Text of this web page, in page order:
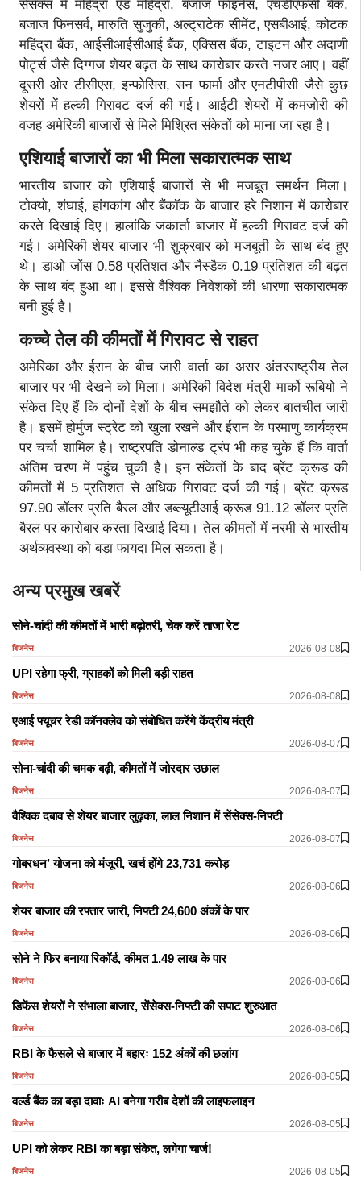
सेंसेक्स में महिंद्रा एंड महिंद्रा, बजाज फाइनेंस, एचडीएफसी बैंक,
बजाज फिनसर्व, मारुति सुजुकी, अल्ट्राटेक सीमेंट, एसबीआई, कोटक
महिंद्रा बैंक, आईसीआईसीआई बैंक, एक्सिस बैंक, टाइटन और अदाणी
पोर्ट्स जैसे दिग्गज शेयर बढ़त के साथ कारोबार करते नजर आए। वहीं
दूसरी ओर टीसीएस, इन्फोसिस, सन फार्मा और एनटीपीसी जैसे कुछ
शेयरों में हल्की गिरावट दर्ज की गई। आईटी शेयरों में कमजोरी की
वजह अमेरिकी बाजारों से मिले मिश्रित संकेतों को माना जा रहा है।
एशियाई बाजारों का भी मिला सकारात्मक साथ
भारतीय बाजार को एशियाई बाजारों से भी मजबूत समर्थन मिला।
टोक्यो, शंघाई, हांगकांग और बैंकॉक के बाजार हरे निशान में कारोबार
करते दिखाई दिए। हालांकि जकार्ता बाजार में हल्की गिरावट दर्ज की
गई। अमेरिकी शेयर बाजार भी शुक्रवार को मजबूती के साथ बंद हुए
थे। डाओ जोंस 0.58 प्रतिशत और नैस्डैक 0.19 प्रतिशत की बढ़त
के साथ बंद हुआ था। इससे वैश्विक निवेशकों की धारणा सकारात्मक
बनी हुई है।
कच्चे तेल की कीमतों में गिरावट से राहत
अमेरिका और ईरान के बीच जारी वार्ता का असर अंतरराष्ट्रीय तेल
बाजार पर भी देखने को मिला। अमेरिकी विदेश मंत्री मार्को रूबियो ने
संकेत दिए हैं कि दोनों देशों के बीच समझौते को लेकर बातचीत जारी
है। इसमें होर्मुज स्ट्रेट को खुला रखने और ईरान के परमाणु कार्यक्रम
पर चर्चा शामिल है। राष्ट्रपति डोनाल्ड ट्रंप भी कह चुके हैं कि वार्ता
अंतिम चरण में पहुंच चुकी है। इन संकेतों के बाद ब्रेंट क्रूड की
कीमतों में 5 प्रतिशत से अधिक गिरावट दर्ज की गई। ब्रेंट क्रूड
97.90 डॉलर प्रति बैरल और डब्ल्यूटीआई क्रूड 91.12 डॉलर प्रति
बैरल पर कारोबार करता दिखाई दिया। तेल कीमतों में नरमी से भारतीय
अर्थव्यवस्था को बड़ा फायदा मिल सकता है।
अन्य प्रमुख खबरें
सोने-चांदी की कीमतों में भारी बढ़ोतरी, चेक करें ताजा रेट
बिजनेस 2026-08-08
​​​​​​​UPI रहेगा फ्री, ग्राहकों को मिली बड़ी राहत
बिजनेस 2026-08-08
एआई फ्यूचर रेडी कॉनक्लेव को संबोधित करेंगे केंद्रीय मंत्री
बिजनेस 2026-08-07
सोना-चांदी की चमक बढ़ी, कीमतों में जोरदार उछाल
बिजनेस 2026-08-07
वैश्विक दबाव से शेयर बाजार लुढ़का, लाल निशान में सेंसेक्स-निफ्टी
बिजनेस 2026-08-07
गोबरधन’ योजना को मंजूरी, खर्च होंगे 23,731 करोड़
बिजनेस 2026-08-06
शेयर बाजार की रफ्तार जारी, निफ्टी 24,600 अंकों के पार
बिजनेस 2026-08-06
सोने ने फिर बनाया रिकॉर्ड, कीमत 1.49 लाख के पार
बिजनेस 2026-08-06
डिफेंस शेयरों ने संभाला बाजार, सेंसेक्स-निफ्टी की सपाट शुरुआत
बिजनेस 2026-08-06
RBI के फैसले से बाजार में बहारः 152 अंकों की छलांग
बिजनेस 2026-08-05
वर्ल्ड बैंक का बड़ा दावाः AI बनेगा गरीब देशों की लाइफलाइन
बिजनेस 2026-08-05
UPI को लेकर RBI का बड़ा संकेत, लगेगा चार्ज!
बिजनेस 2026-08-05